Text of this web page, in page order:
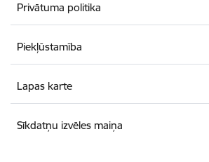
Privātuma politika
Piekļūstamība
Lapas karte
Sīkdatņu izvēles maiņa